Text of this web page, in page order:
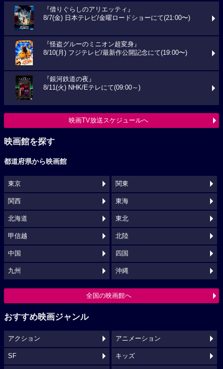
『借りぐらしのアリエッティ』
8/7(金) 日本テレビ/金曜ロードショーにて(21:00〜)
『怪盗グルーのミニオン超変身』
8/10(月) フジテレビ/最新作公開記念にて(19:00〜)
『銀河鉄道の夜』
8/11(火) NHK/Eテレにて(09:00～)
映画TV放送スケジュールへ
映画館を探す
都道府県から映画館
東京 関東
関西 東海
北海道 東北
甲信越 北陸
中国 四国
九州 沖縄
全国の映画館へ
おすすめ映画ジャンル
アクション アニメーション
SF キッズ